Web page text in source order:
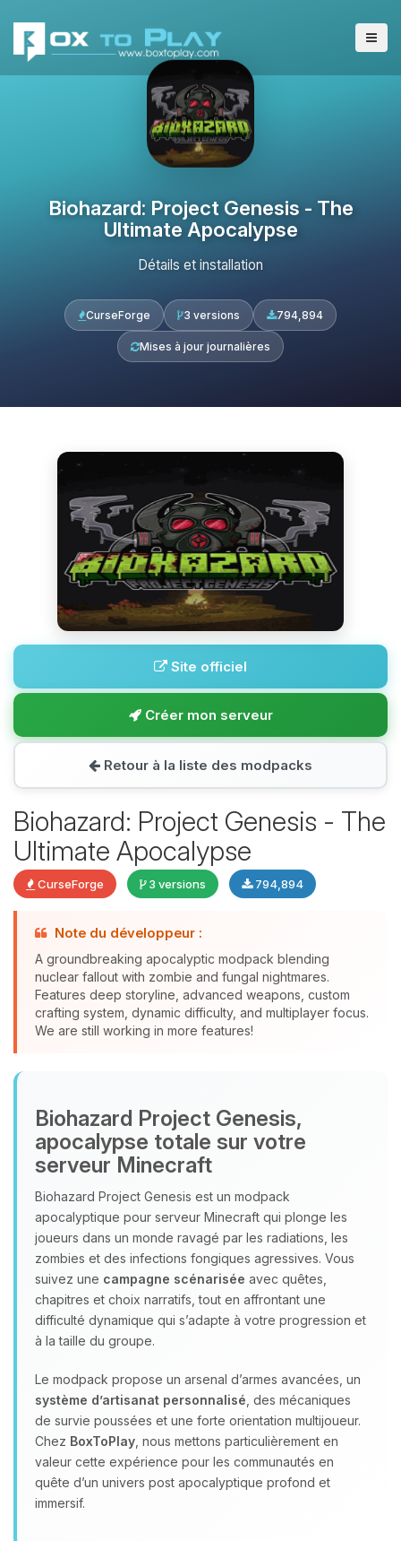
Biohazard: Project Genesis - The
Ultimate Apocalypse
Détails et installation
CurseForge 3 versions 794,894
Mises à jour journalières
Site officiel
Créer mon serveur
Retour à la liste des modpacks
Biohazard: Project Genesis - The
Ultimate Apocalypse
CurseForge 3 versions 794,894
Note du développeur :
A groundbreaking apocalyptic modpack blending
nuclear fallout with zombie and fungal nightmares.
Features deep storyline, advanced weapons, custom
crafting system, dynamic difficulty, and multiplayer focus.
We are still working in more features!
Biohazard Project Genesis,
apocalypse totale sur votre
serveur Minecraft
Biohazard Project Genesis est un modpack
apocalyptique pour serveur Minecraft qui plonge les
joueurs dans un monde ravagé par les radiations, les
zombies et des infections fongiques agressives. Vous
suivez une campagne scénarisée avec quêtes,
chapitres et choix narratifs, tout en affrontant une
difficulté dynamique qui s’adapte à votre progression et
à la taille du groupe.
Le modpack propose un arsenal d’armes avancées, un
système d’artisanat personnalisé , des mécaniques
de survie poussées et une forte orientation multijoueur.
Chez BoxToPlay , nous mettons particulièrement en
valeur cette expérience pour les communautés en
quête d’un univers post apocalyptique profond et
immersif.
parler ! Moi c’est Choupy, ton petit
assistant BoxToPlay. Dis-moi ce dont
tu as besoin et je vais remuer mes
petits circuits pour t’aider.